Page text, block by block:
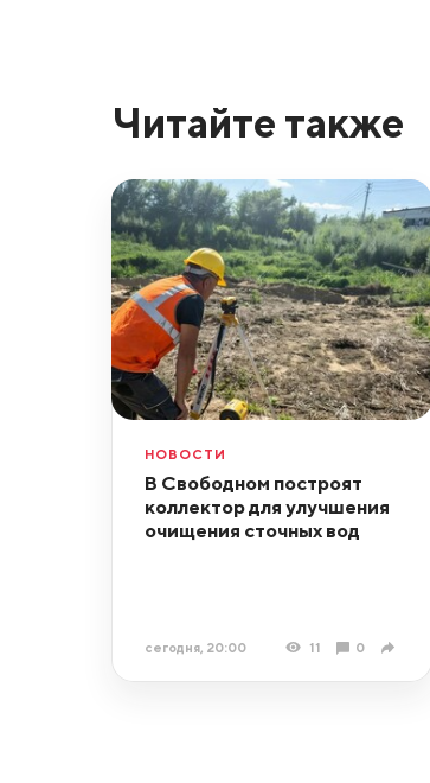
Читайте также
НОВОСТИ
В Свободном построят
коллектор для улучшения
очищения сточных вод
сегодня, 20:00 11 0